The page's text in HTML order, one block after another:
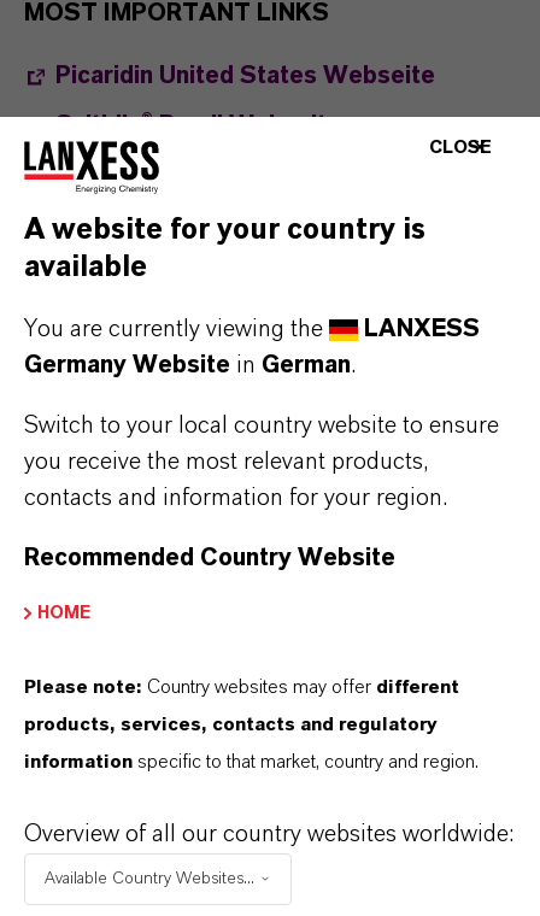
MOST IMPORTANT LINKS
Picaridin United States Webseite
Saltidin® China Webseite
Saltidin® Korea Webseite
Video: Health Briefs TV Segment
Video: Warding off mosquitoes
Kontakt
CLOSE
A website for your country is
available
You are currently viewing the
LANXESS
Germany Website in German.
Switch to your local country website to ensure
you receive the most relevant products,
contacts and information for your region.
Recommended Country Website
HOME
Please note: Country websites may offer different
products, services, contacts and regulatory
information specific to that market, country and region.
Overview of all our country websites worldwide:
Available Country Websites...